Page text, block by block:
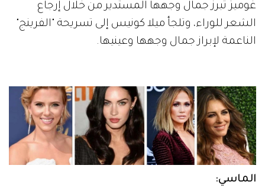
غوميز تبرز جمال وجهها المستدير من خلال إرجاع
الشعر للوراء، وتلجأ ميلا كونيس إلى تسريحة "الفرينج"
الناعمة لإبراز جمال وجهها وعينيها.
الماسي: